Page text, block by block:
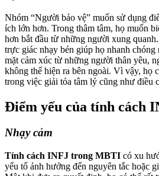
Nhóm “Người bảo vệ” muốn sử dụng
ích lớn hơn. Trong thâm tâm, họ muốn
hơn bắt đầu từ những người xung
trực giác nhạy bén giúp họ nhanh chóng
mặt cảm xúc từ những người thân yêu,
không thể hiện ra bên ngoài. Vì vậy, họ
trong việc giải tỏa tâm lý cũng như điều
Điểm yếu của tính cách
Nhạy cảm
Tính cách INFJ trong MBTI có xu
yếu tố ảnh hưởng đến nguyên tắc hoặc